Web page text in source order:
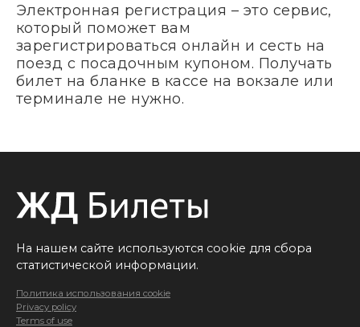
Электронная регистрация – это сервис,
который поможет вам
зарегистрироваться онлайн и сесть на
поезд с посадочным купоном. Получать
билет на бланке в кассе на вокзале или
терминале не нужно.
На нашем сайте используются cookie для сбора
статистической информации.
Политика использования cookie
Privacy policy
Terms of use